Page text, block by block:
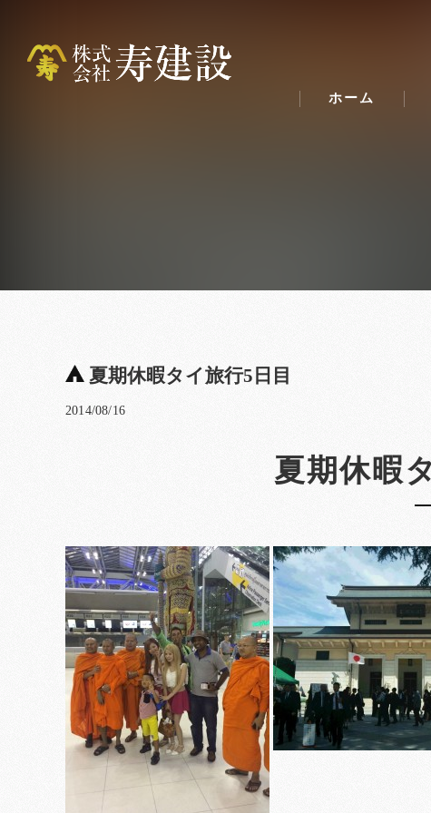
ホーム
夏期休暇タイ旅行5日目
2014/08/16
夏期休暇